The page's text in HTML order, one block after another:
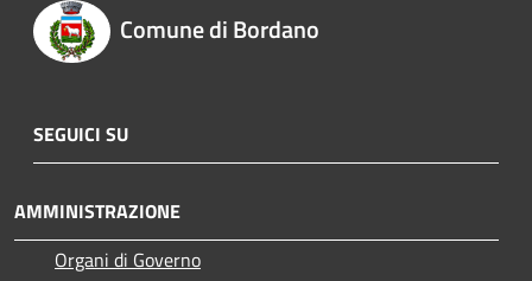
Comune di Bordano
SEGUICI SU
AMMINISTRAZIONE
Organi di Governo